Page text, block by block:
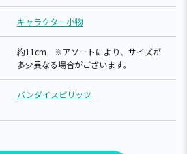
キャラクター小物
約11cm ※アソートにより、サイズが
多少異なる場合がございます。
バンダイスピリッツ